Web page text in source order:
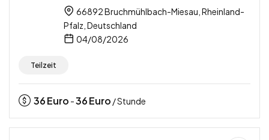
66892 Bruchmühlbach-Miesau, Rheinland-
Pfalz, Deutschland
04/08/2026
Teilzeit
36Euro -36Euro / Stunde